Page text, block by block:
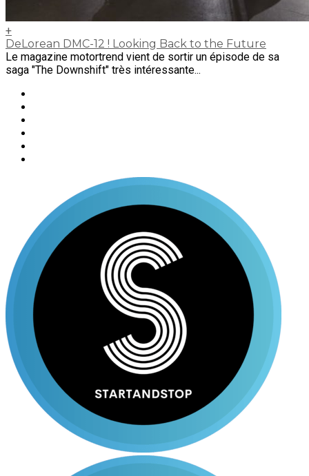
+
DeLorean DMC-12 ! Looking Back to the Future
Le magazine motortrend vient de sortir un épisode de sa
saga "The Downshift" très intéressante...